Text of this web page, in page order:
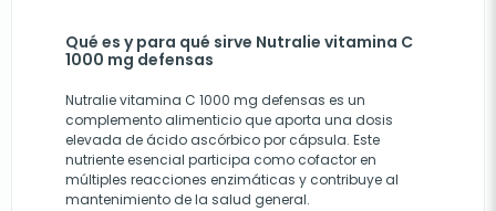
Qué es y para qué sirve Nutralie vitamina C
1000 mg defensas
Nutralie vitamina C 1000 mg defensas es un
complemento alimenticio que aporta una dosis
elevada de ácido ascórbico por cápsula. Este
nutriente esencial participa como cofactor en
múltiples reacciones enzimáticas y contribuye al
mantenimiento de la salud general.